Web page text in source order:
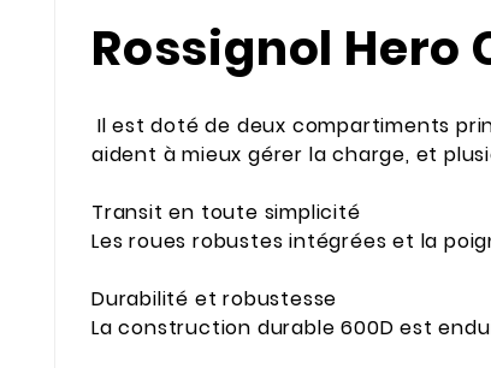
Rossignol Hero
Il est doté de deux compartiments
aident à mieux gérer la charge, et
Transit en toute simplicité
Les roues robustes intégrées et la
Durabilité et robustesse
La construction durable 600D est